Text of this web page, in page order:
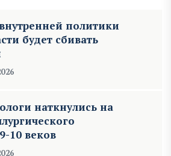
политики
будет сбивать
наткнулись на
10 веков